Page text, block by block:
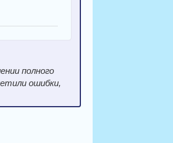
полного
ошибки,